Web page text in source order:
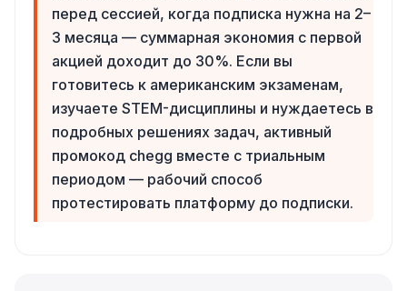
перед сессией, когда подписка нужна на 2–
3 месяца — суммарная экономия с первой
акцией доходит до 30%. Если вы
готовитесь к американским экзаменам,
изучаете STEM-дисциплины и нуждаетесь в
подробных решениях задач, активный
промокод chegg вместе с триальным
периодом — рабочий способ
протестировать платформу до подписки.